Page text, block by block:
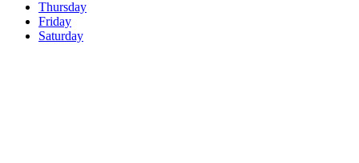
Thursday
Friday
Saturday